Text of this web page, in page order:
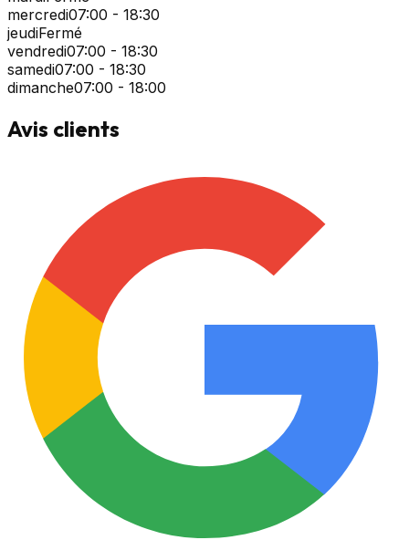
mercredi07:00 - 18:30
jeudiFermé
vendredi07:00 - 18:30
samedi07:00 - 18:30
dimanche07:00 - 18:00
Avis clients